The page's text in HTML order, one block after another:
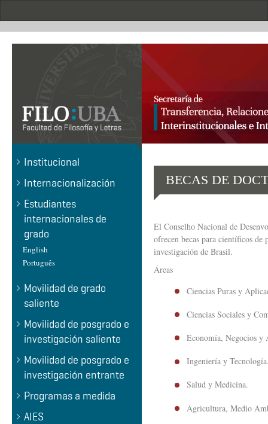
.
Institucional
Internacionalización
Estudiantes
internacionales de
grado
English
Português
Movilidad de grado
saliente
Movilidad de posgrado e
investigación saliente
Movilidad de posgrado e
investigación entrante
Programas a medida
AIES
BECAS DE
El Conselho Nacional de
ofrecen becas para científicos de
investigación de Brasil.
Áreas
Ciencias Puras y
Ciencias Sociales y
Economía, Negocios y
Ingeniería y
Salud y Medicina.
Agricultura, Medio